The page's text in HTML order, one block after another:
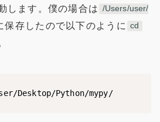
します。僕の場合は /Users/user/
保存したので以下のように cd
Desktop/Python/mypy/